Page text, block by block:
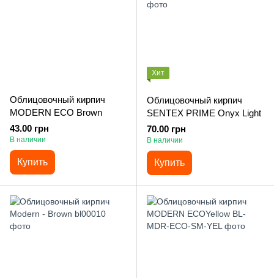
Облицовочный кирпич
MODERN ECO Brown
43.00 грн
В наличии
Купить
Хит
Облицовочный кирпич
SENTEX PRIME Onyx Light
70.00 грн
В наличии
Купить